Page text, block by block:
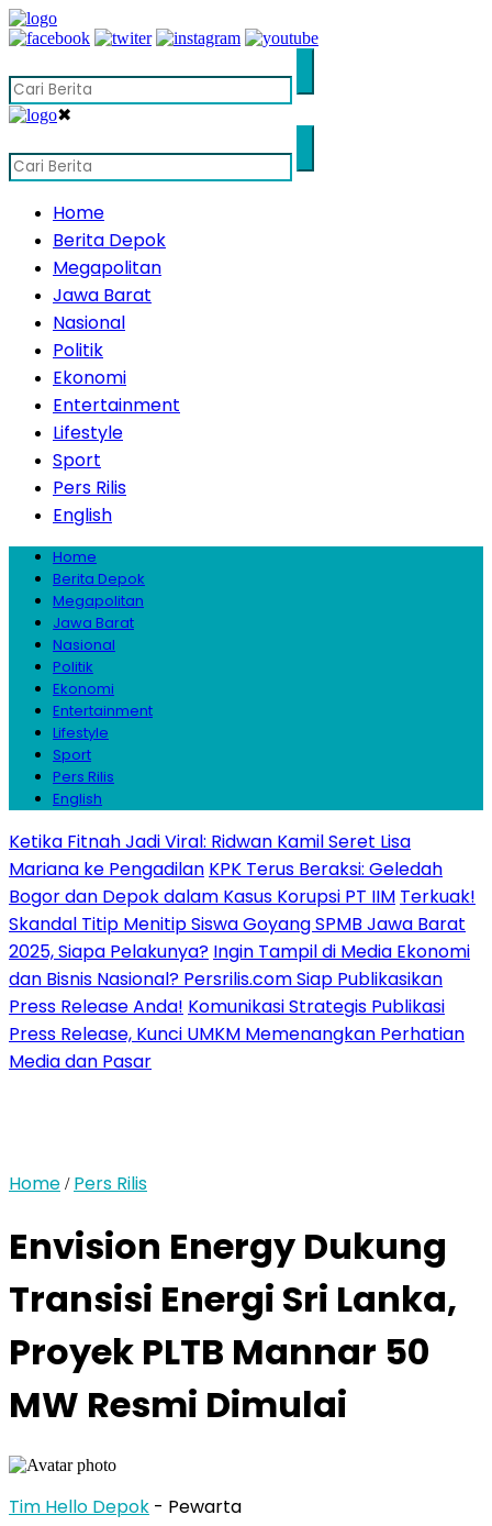
✖
Home
Berita Depok
Megapolitan
Jawa Barat
Nasional
Politik
Ekonomi
Entertainment
Lifestyle
Sport
Pers Rilis
English
Home
Berita Depok
Megapolitan
Jawa Barat
Nasional
Politik
Ekonomi
Entertainment
Lifestyle
Sport
Pers Rilis
English
Ketika Fitnah Jadi Viral: Ridwan Kamil Seret Lisa
Mariana ke Pengadilan KPK Terus Beraksi: Geledah
Bogor dan Depok dalam Kasus Korupsi PT IIM Terkuak!
Skandal Titip Menitip Siswa Goyang SPMB Jawa Barat
2025, Siapa Pelakunya? Ingin Tampil di Media Ekonomi
dan Bisnis Nasional? Persrilis.com Siap Publikasikan
Press Release Anda! Komunikasi Strategis Publikasi
Press Release, Kunci UMKM Memenangkan Perhatian
Media dan Pasar
Home / Pers Rilis
Envision Energy Dukung
Transisi Energi Sri Lanka,
Proyek PLTB Mannar 50
MW Resmi Dimulai
Tim Hello Depok - Pewarta